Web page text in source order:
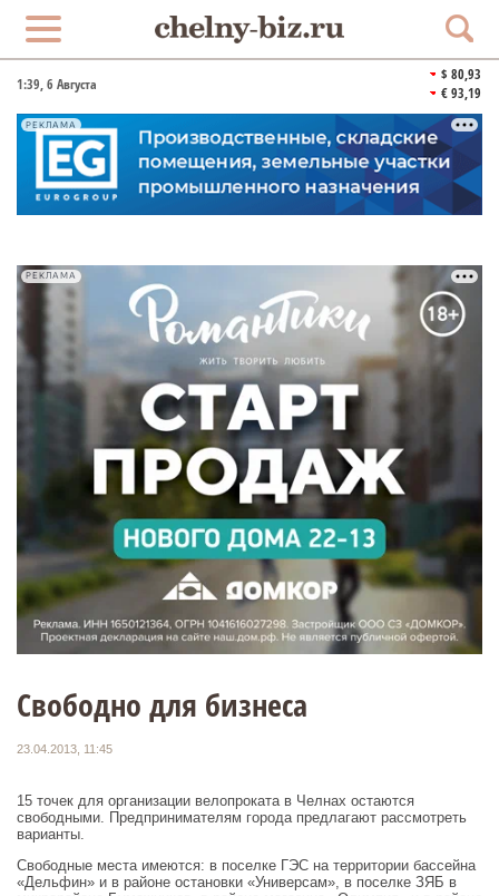
1:39, 6 Августа
$ 80,93
€ 93,19
РЕКЛАМА
РЕКЛАМА
Свободно для бизнеса
23.04.2013, 11:45
15 точек для организации велопроката в Челнах остаются
свободными. Предпринимателям города предлагают рассмотреть
варианты.
Свободные места имеются: в поселке ГЭС на территории бассейна
«Дельфин» и в районе остановки «Универсам», в поселке ЗЯБ в